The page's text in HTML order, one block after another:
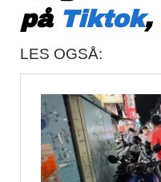
på Tiktok,
LES OGSÅ: